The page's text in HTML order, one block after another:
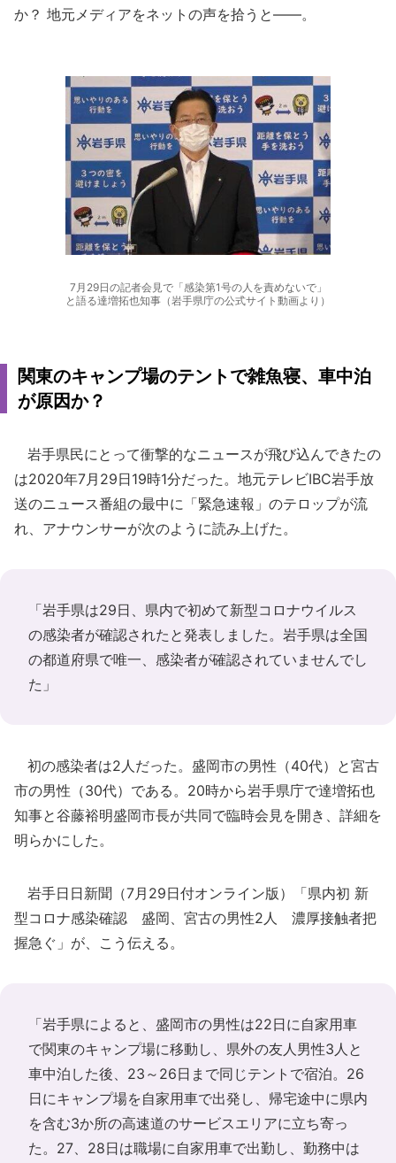
か？ 地元メディアをネットの声を拾うと――。
7月29日の記者会見で「感染第1号の人を責めないで」
と語る達増拓也知事（岩手県庁の公式サイト動画より）
関東のキャンプ場のテントで雑魚寝、車中泊
が原因か？
岩手県民にとって衝撃的なニュースが飛び込んできたの
は2020年7月29日19時1分だった。地元テレビIBC岩手放
送のニュース番組の最中に「緊急速報」のテロップが流
れ、アナウンサーが次のように読み上げた。
「岩手県は29日、県内で初めて新型コロナウイルス
の感染者が確認されたと発表しました。岩手県は全国
の都道府県で唯一、感染者が確認されていませんでし
た」
初の感染者は2人だった。盛岡市の男性（40代）と宮古
市の男性（30代）である。20時から岩手県庁で達増拓也
知事と谷藤裕明盛岡市長が共同で臨時会見を開き、詳細を
明らかにした。
岩手日日新聞（7月29日付オンライン版）「県内初 新
型コロナ感染確認 盛岡、宮古の男性2人 濃厚接触者把
握急ぐ」が、こう伝える。
「岩手県によると、盛岡市の男性は22日に自家用車
で関東のキャンプ場に移動し、県外の友人男性3人と
車中泊した後、23～26日まで同じテントで宿泊。26
日にキャンプ場を自家用車で出発し、帰宅途中に県内
を含む3か所の高速道のサービスエリアに立ち寄っ
た。27、28日は職場に自家用車で出勤し、勤務中は